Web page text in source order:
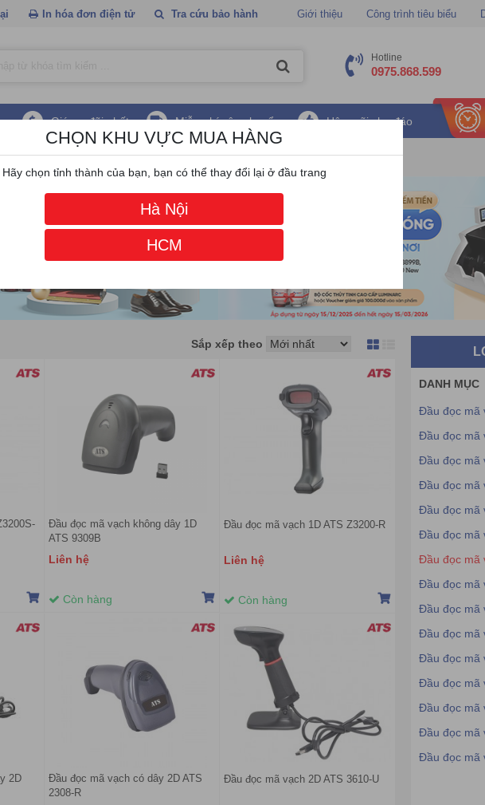
In hóa đơn điện tử Tra cứu bảo hành Giới thiệu Công trình tiêu biểu
Hotline
0975.868.599
Giá ưu đãi nhất Miễn phí vận chuyển Hậu mãi chu đáo
vạch ATS
Sắp xếp theo
Đầu đọc mã vạch không dây 1D
ATS 9309B
Liên hệ
Còn hàng
Đầu đọc mã vạch 1D ATS Z3200-R
Liên hệ
Còn hàng
2D
Đầu đọc mã vạch có dây 2D ATS
2308-R
Đầu đọc mã vạch 2D ATS 3610-U
DANH MỤC
Đầu đọc mã
Đầu đọc mã
Đầu đọc mã
Đầu đọc mã
Đầu đọc mã
Đầu đọc mã
Đầu đọc mã
Đầu đọc mã
Đầu đọc mã
Đầu đọc mã
Đầu đọc mã
Đầu đọc mã
Đầu đọc mã
Đầu đọc mã
Đầu đọc mã
Đầu đọc
CHỌN KHU VỰC MUA HÀNG
Hãy chọn tỉnh thành của bạn, bạn có thể thay đổi lại ở đầu trang
Hà Nội
HCM